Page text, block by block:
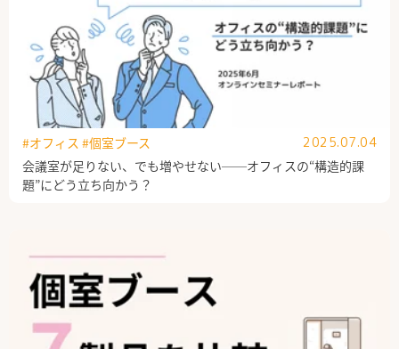
会議室が足りない、でも増やせない──オフィスの“構造的課
題”にどう立ち向かう？
#オフィス #個室ブース 2025.07.04